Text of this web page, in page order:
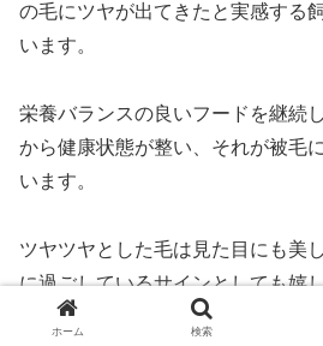
の毛にツヤが出てきたと実感する
います。
栄養バランスの良いフードを継続
から健康状態が整い、それが被毛
います。
ツヤツヤとした毛は見た目にも美
に過ごしているサインとしても嬉
ホーム 検索